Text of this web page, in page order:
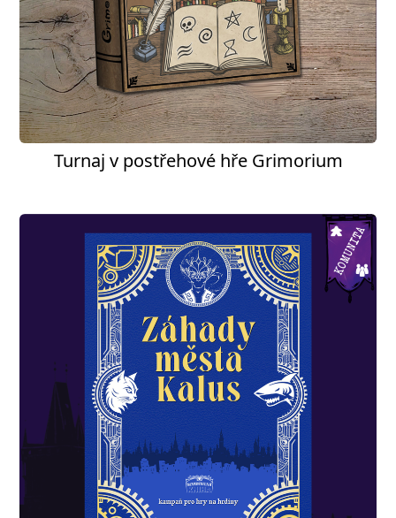
Turnaj v postřehové hře Grimorium